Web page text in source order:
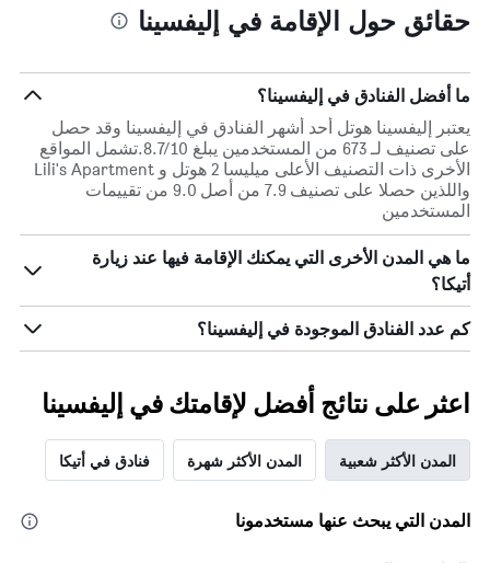
حقائق حول الإقامة في إليفسينا
ما أفضل الفنادق في إليفسينا؟
يعتبر إليفسينا هوتل أحد أشهر الفنادق في إليفسينا وقد حصل
على تصنيف لـ 673 من المستخدمين يبلغ 8.7/10.تشمل المواقع
الأخرى ذات التصنيف الأعلى ميليسا 2 هوتل و Lili's Apartment
واللذين حصلا على تصنيف 7.9 من أصل 9.0 من تقييمات
المستخدمين
ما هي المدن الأخرى التي يمكنك الإقامة فيها عند زيارة
أتيكا؟
كم عدد الفنادق الموجودة في إليفسينا؟
اعثر على نتائج أفضل لإقامتك في إليفسينا
المدن الأكثر شعبية المدن الأكثر شهرة فنادق في أتيكا
المدن التي يبحث عنها مستخدمونا